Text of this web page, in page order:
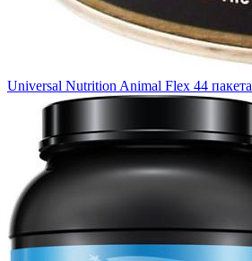
Universal Nutrition Animal Flex 44 пакета